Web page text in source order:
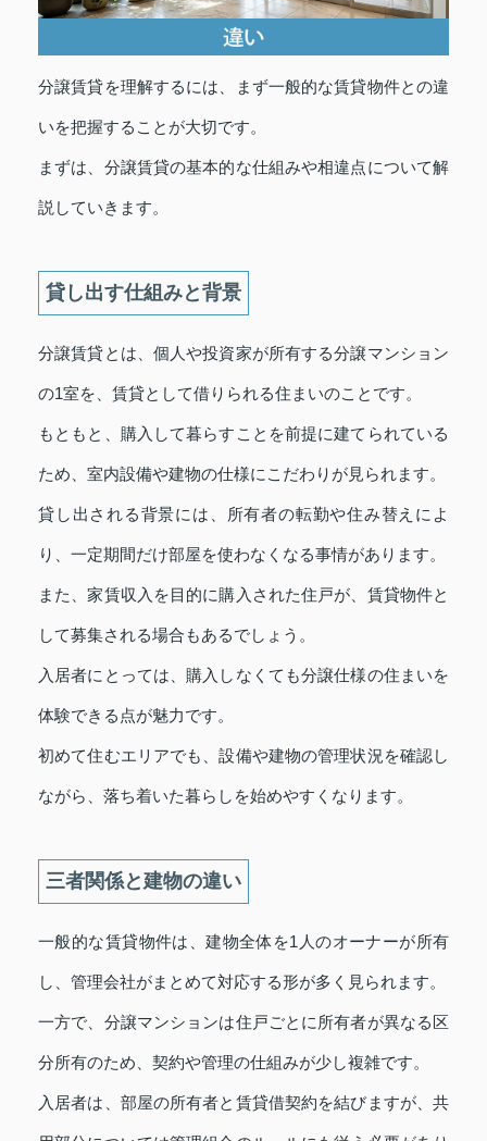
分譲賃貸を理解するには、まず一般的な賃貸物件との違
いを把握することが大切です。
まずは、分譲賃貸の基本的な仕組みや相違点について解
説していきます。
貸し出す仕組みと背景
分譲賃貸とは、個人や投資家が所有する分譲マンション
の1室を、賃貸として借りられる住まいのことです。
もともと、購入して暮らすことを前提に建てられている
ため、室内設備や建物の仕様にこだわりが見られます。
貸し出される背景には、所有者の転勤や住み替えによ
り、一定期間だけ部屋を使わなくなる事情があります。
また、家賃収入を目的に購入された住戸が、賃貸物件と
して募集される場合もあるでしょう。
入居者にとっては、購入しなくても分譲仕様の住まいを
体験できる点が魅力です。
初めて住むエリアでも、設備や建物の管理状況を確認し
ながら、落ち着いた暮らしを始めやすくなります。
三者関係と建物の違い
一般的な賃貸物件は、建物全体を1人のオーナーが所有
し、管理会社がまとめて対応する形が多く見られます。
一方で、分譲マンションは住戸ごとに所有者が異なる区
分所有のため、契約や管理の仕組みが少し複雑です。
入居者は、部屋の所有者と賃貸借契約を結びますが、共